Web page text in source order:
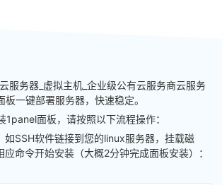
服务器_虚拟主机_企业级公有云服务商云服务
一键部署服务器，快速稳定。
1panel面板，请按照以下流程操作：
如SSH软件链接到您的linux服务器，挂载磁
命令开始安装（大概2分钟完成面板安装）：